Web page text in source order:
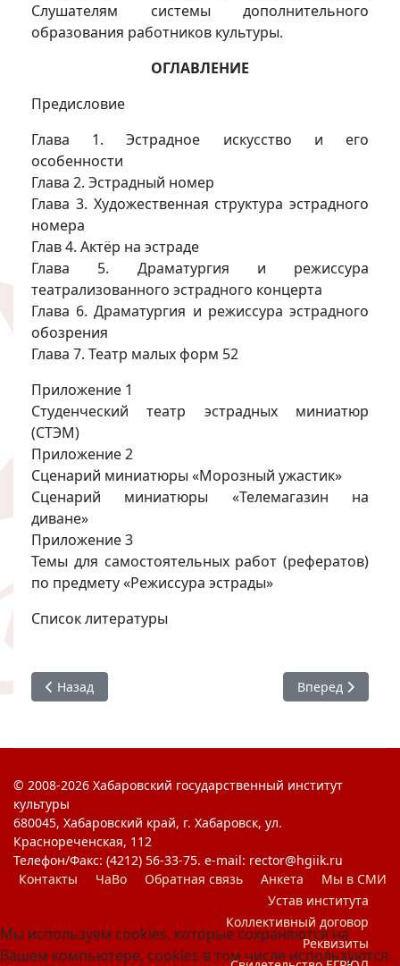
Слушателям системы дополнительного
образования работников культуры.
ОГЛАВЛЕНИЕ
Предисловие
Глава 1. Эстрадное искусство и его
особенности
Глава 2. Эстрадный номер
Глава 3. Художественная структура эстрадного
номера
Глав 4. Актёр на эстраде
Глава 5. Драматургия и режиссура
театрализованного эстрадного концерта
Глава 6. Драматургия и режиссура эстрадного
обозрения
Глава 7. Театр малых форм 52
Приложение 1
Студенческий театр эстрадных миниатюр
(СТЭМ)
Приложение 2
Сценарий миниатюры «Морозный ужастик»
Сценарий миниатюры «Телемагазин на
диване»
Приложение 3
Темы для самостоятельных работ (рефератов)
по предмету «Режиссура эстрады»
Список литературы
Предыдущий: Йога для будущего актёра
Назад Следующий: В
Вперед
© 2008-2026 Хабаровский государственный институт
культуры
680045, Хабаровский край, г. Хабаровск, ул.
Краснореченская, 112
Телефон/Факс: (4212) 56-33-75. e-mail: rector@hgiik.ru
Контакты
ЧаВо Обратная связь Анкета
Мы в СМИ
Устав института
Коллективный договор
Реквизиты
Мы используем cookies, которые сохраняются на
Вашем компьютере, cookies в том числе используются